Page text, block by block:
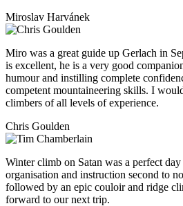
Miroslav Harvánek
Miro was a great guide up Gerlach in
is excellent, he is a very good
humour and instilling complete
competent mountaineering skills. I
climbers of all levels of experience.
Chris Goulden
Winter climb on Satan was a perfect
organisation and instruction second to
followed by an epic couloir and ridge
forward to our next trip.